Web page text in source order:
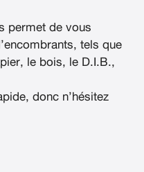
permet de vous
tels que
le bois, le D.I.B.,
donc n’hésitez